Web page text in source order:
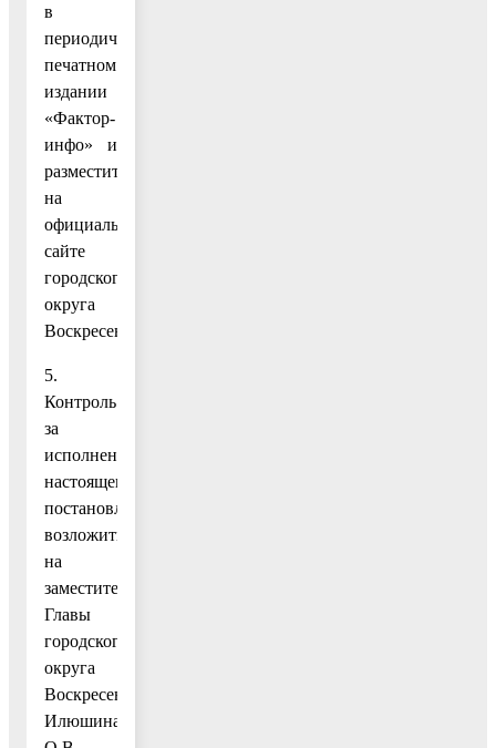
в
периодическом
печатном
издании
«Фактор-
инфо» и
разместить
на
официальном
сайте
городского
округа
Воскресенск.
5.
Контроль
за
исполнением
настоящего
постановления
возложить
на
заместителя
Главы
городского
округа
Воскресенск
Илюшина